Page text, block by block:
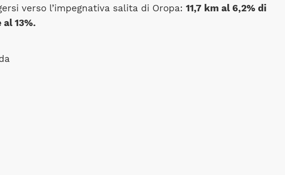
verso l’impegnativa salita di Oropa: 11,7 km al 6,2% di
13%.